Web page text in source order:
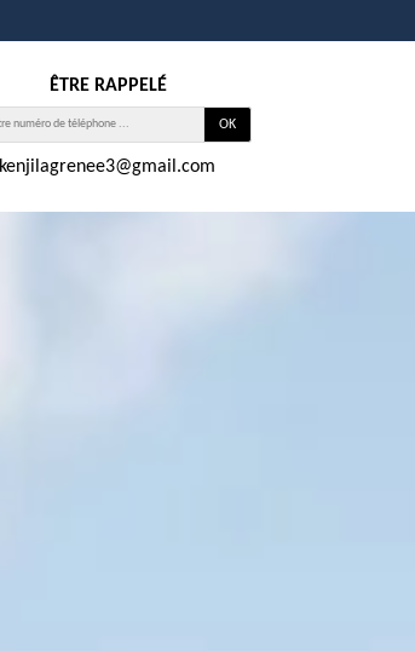
ÊTRE RAPPELÉ
kenjilagrenee3@gmail.com